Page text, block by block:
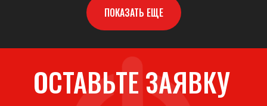
ПОКАЗАТЬ ЕЩЕ
ОСТАВЬТЕ ЗАЯВКУ